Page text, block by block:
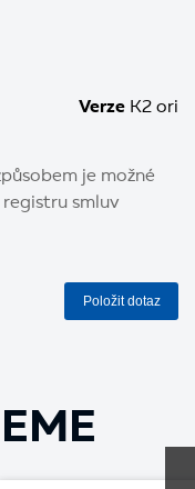
Verze K2 ori
je možné
smluv
Položit dotaz